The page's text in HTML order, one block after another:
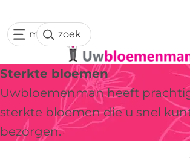
menuzoek
Sterkte bloemen
Uwbloemenman heeft
sterkte bloemen die u snel
bezorgen.